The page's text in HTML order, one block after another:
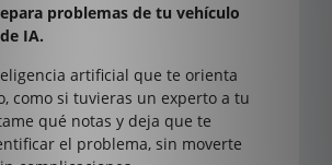
problemas de tu vehículo
IA.
artificial que te orienta
como si tuvieras un experto a tu
qué notas y deja que te
el problema, sin moverte